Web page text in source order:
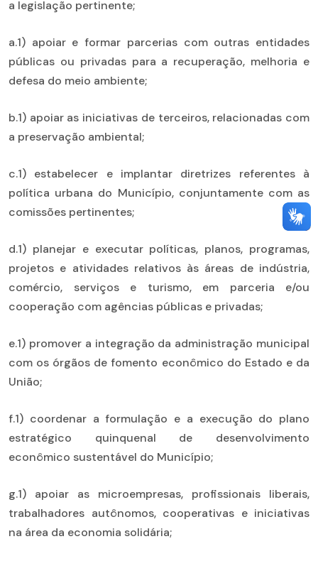
a legislação pertinente;
a.1) apoiar e formar parcerias com outras entidades
públicas ou privadas para a recuperação, melhoria e
defesa do meio ambiente;
b.1) apoiar as iniciativas de terceiros, relacionadas com
a preservação ambiental;
c.1) estabelecer e implantar diretrizes referentes à
política urbana do Município, conjuntamente com as
comissões pertinentes;
d.1) planejar e executar políticas, planos, programas,
projetos e atividades relativos às áreas de indústria,
comércio, serviços e turismo, em parceria e/ou
cooperação com agências públicas e privadas;
e.1) promover a integração da administração municipal
com os órgãos de fomento econômico do Estado e da
União;
f.1) coordenar a formulação e a execução do plano
estratégico quinquenal de desenvolvimento
econômico sustentável do Município;
g.1) apoiar as microempresas, profissionais liberais,
trabalhadores autônomos, cooperativas e iniciativas
na área da economia solidária;